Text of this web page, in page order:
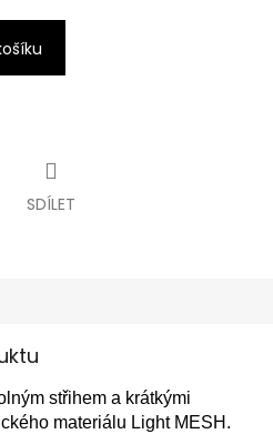
SDÍLET
střihem a krátkými
materiálu Light MESH.